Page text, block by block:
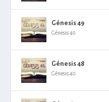
Génesis 49
Génesis 40
Génesis 48
Génesis 40